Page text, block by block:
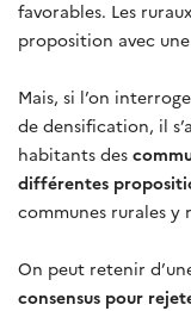
favorables. Les
proposition avec une
Mais, si l’on
de densification, il
habitants des
différentes
communes rurales
On peut retenir
consensus pour